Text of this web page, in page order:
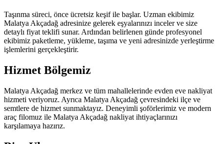
Taşınma süreci, önce ücretsiz keşif ile başlar. Uzman ekibimiz
Malatya Akçadağ adresinize gelerek eşyalarınızı inceler ve size
detaylı fiyat teklifi sunar. Ardından belirlenen günde profesyonel
ekibimiz paketleme, yükleme, taşıma ve yeni adresinizde yerleştirme
işlemlerini gerçekleştirir.
Hizmet Bölgemiz
Malatya Akçadağ merkez ve tüm mahallelerinde evden eve nakliyat
hizmeti veriyoruz. Ayrıca Malatya Akçadağ çevresindeki ilçe ve
semtlere de hizmet sunmaktayız. Deneyimli şoförlerimiz ve modern
araç filomuz ile Malatya Akçadağ nakliyat ihtiyaçlarınızı
karşılamaya hazırız.